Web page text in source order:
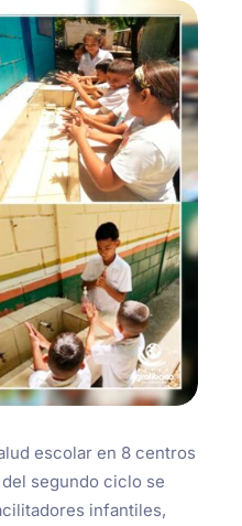
escolar en 8 centros
segundo ciclo se
infantiles,